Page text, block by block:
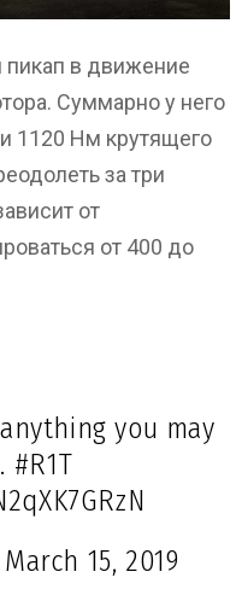
пикап в движение
Суммарно у него
1120 Нм крутящего
за три
от
от 400 до
you may
#R1T
March 15, 2019